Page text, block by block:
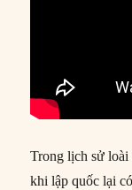
Trong lịch sử
khi lập quốc lại